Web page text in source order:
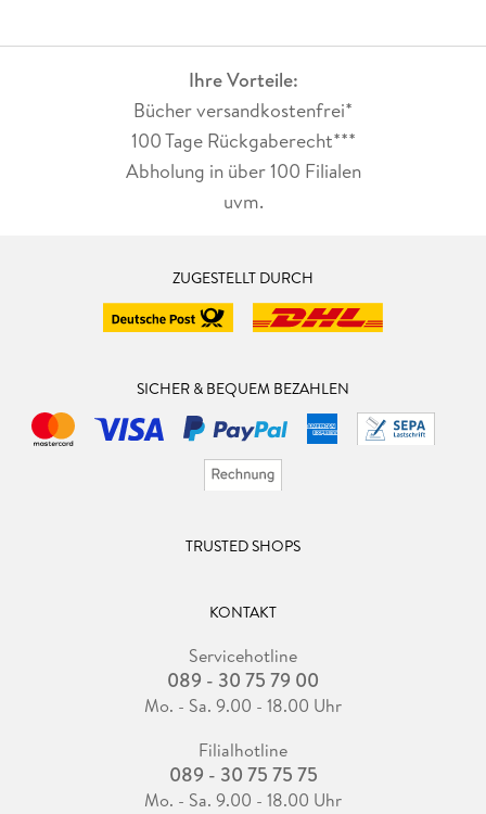
Ihre Vorteile:
Bücher versandkostenfrei*
100 Tage Rückgaberecht***
Abholung in über 100 Filialen
uvm.
ZUGESTELLT DURCH
SICHER & BEQUEM BEZAHLEN
TRUSTED SHOPS
KONTAKT
Servicehotline
089 - 30 75 79 00
Mo. - Sa. 9.00 - 18.00 Uhr
Filialhotline
089 - 30 75 75 75
Mo. - Sa. 9.00 - 18.00 Uhr